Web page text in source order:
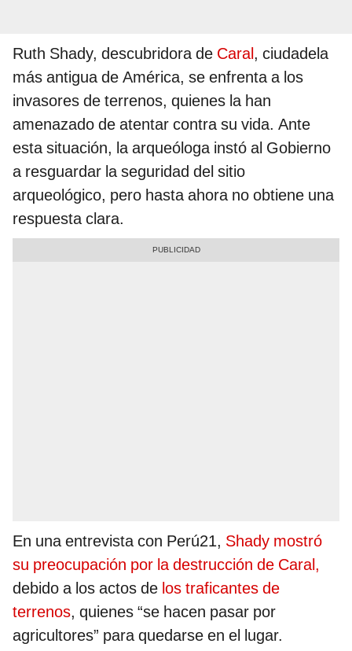
Ruth Shady, descubridora de Caral, ciudadela
más antigua de América, se enfrenta a los
invasores de terrenos, quienes la han
amenazado de atentar contra su vida. Ante
esta situación, la arqueóloga instó al Gobierno
a resguardar la seguridad del sitio
arqueológico, pero hasta ahora no obtiene una
respuesta clara.
En una entrevista con Perú21, Shady mostró
su preocupación por la destrucción de Caral,
debido a los actos de los traficantes de
terrenos, quienes “se hacen pasar por
agricultores” para quedarse en el lugar.